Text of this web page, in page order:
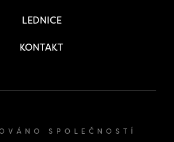
LEDNICE
KONTAKT
SPOLEČNOSTÍ